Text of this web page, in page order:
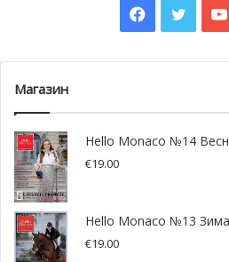
Фото: gouv.mc
Facebook
Магазин
Hello Monaco №14
€19.00
Hello Monaco №13
€19.00